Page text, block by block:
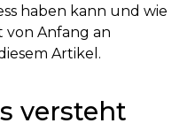
haben kann und wie
von Anfang an
Artikel.
versteht